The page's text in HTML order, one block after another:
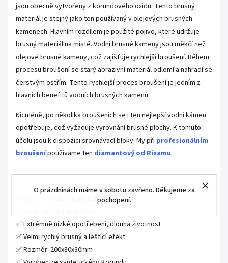
O prázdninách máme v sobotu zavřeno. Děkujeme za
pochopení.
jsou obecně vytvořeny z korundového oxidu. Tento brusný
materiál je stejný jako ten používaný v olejových brusných
kamenech. Hlavním rozdílem je použité pojivo, které udržuje
brusný materiál na místě. Vodní brusné kameny jsou měkčí než
olejové brusné kameny, což zajišťuje rychlejší broušení. Během
procesu broušení se starý abrazivní materiál odlomí a nahradí se
čerstvým ostřím. Tento rychlejší proces broušení je jedním z
hlavních benefitů vodních brusných kamenů.
Nicméně, po několika broušeních se i ten nejlepší vodní kámen
opotřebuje, což vyžaduje vyrovnání brusné plochy. K tomuto
účelu jsou k dispozici srovnávací bloky. My při profesionálním
broušenípoužíváme ten diamantový od Risamu.
✅ Kvalitní vodní brusný kámen RISAM
✅ Extrémně nízké opotřebení, dlouhá životnost
✅ Velmi rychlý brusný a leštící efekt
✅ Rozměr: 200x80x30mm